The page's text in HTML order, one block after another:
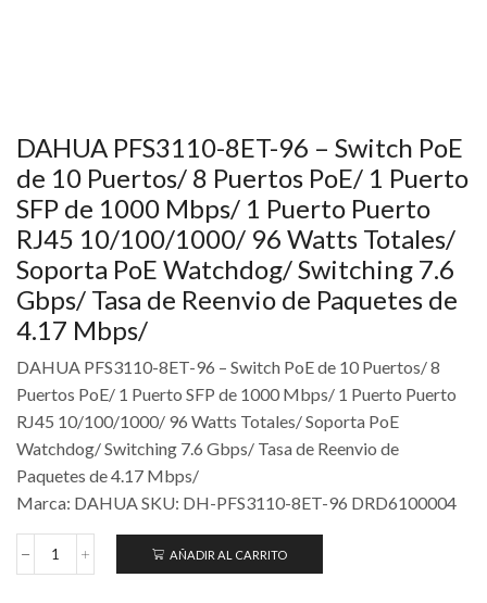
DAHUA PFS3110-8ET-96 – Switch PoE
de 10 Puertos/ 8 Puertos PoE/ 1 Puerto
SFP de 1000 Mbps/ 1 Puerto Puerto
RJ45 10/100/1000/ 96 Watts Totales/
Soporta PoE Watchdog/ Switching 7.6
Gbps/ Tasa de Reenvio de Paquetes de
4.17 Mbps/
DAHUA PFS3110-8ET-96 – Switch PoE de 10 Puertos/ 8
Puertos PoE/ 1 Puerto SFP de 1000 Mbps/ 1 Puerto Puerto
RJ45 10/100/1000/ 96 Watts Totales/ Soporta PoE
Watchdog/ Switching 7.6 Gbps/ Tasa de Reenvio de
Paquetes de 4.17 Mbps/
Marca: DAHUA SKU: DH-PFS3110-8ET-96 DRD6100004
AÑADIR AL CARRITO